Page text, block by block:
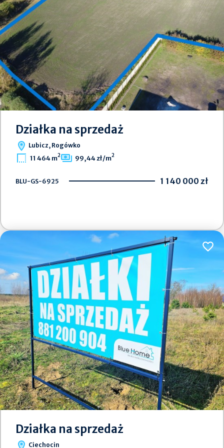
Działka na sprzedaż
Lubicz, Rogówko
11 464 m2 99,44 zł/m2
BLU-GS-6925 1 140 000 zł
Działka na sprzedaż
Ciechocin